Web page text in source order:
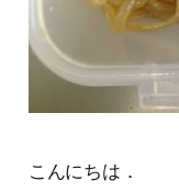
こんにちは．